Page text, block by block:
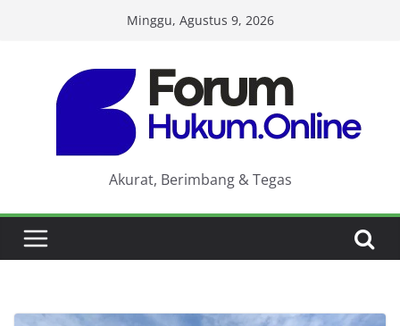
Minggu, Agustus 9, 2026
Akurat, Berimbang & Tegas